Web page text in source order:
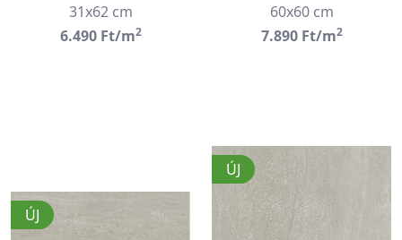
31x62 cm
6.490 Ft/m2
60x60 cm
7.890 Ft/m2
ÚJ
ÚJ